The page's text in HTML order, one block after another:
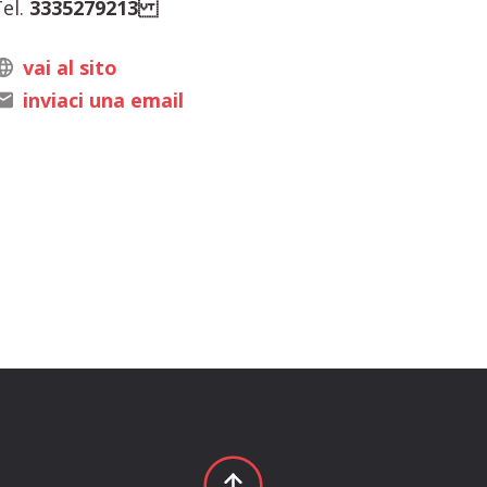
3335279213
vai al sito
inviaci una email